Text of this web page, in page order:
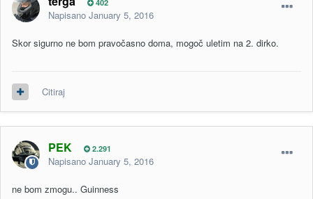
402
Napisano January 5, 2016
Skor sigurno ne bom pravočasno doma, mogoč uletim na 2. dirko.
Citiraj
PEK 2.291
Napisano January 5, 2016
ne bom zmogu.. Guinness